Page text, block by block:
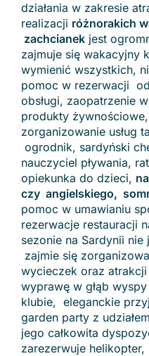
działania w zakresie
realizacji różnorakich
zachcianek jest
zajmuje się wakacyjny
wymienić wszystkich,
pomoc w rezerwacji
obsługi, zaopatrzenie
produkty
zorganizowanie usług
ogrodnik, sardyński
nauczyciel pływania,
opiekunka do dzieci,
czy angielskiego,
pomoc w umawianiu
rezerwacje restauracji
sezonie na Sardynii nie
zajmie się
wycieczek oraz
wyprawę w głąb
klubie, eleganckie
garden party z
jego całkowita
zarezerwuje